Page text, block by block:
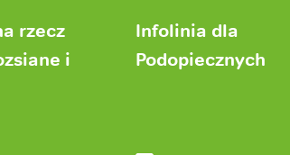
rzecz
i
Infolinia dla
Podopiecznych